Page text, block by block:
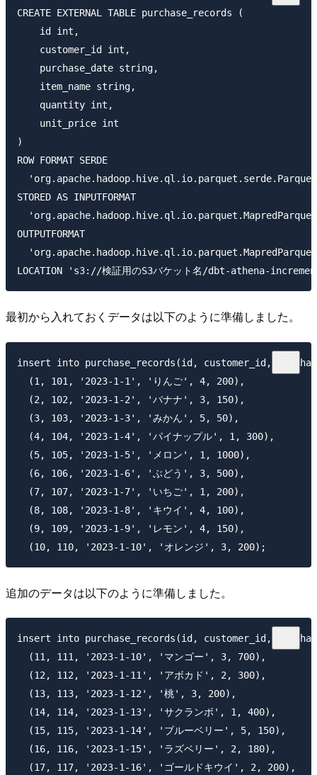
CREATE EXTERNAL TABLE purchase_records (
    id int,
    customer_id int,
    purchase_date string,
    item_name string,
    quantity int,
    unit_price int
)
ROW FORMAT SERDE
STORED AS INPUTFORMAT
OUTPUTFORMAT
最初から入れておくデータは以下のように準備しました。
insert into purchase_records(id, customer_id,
  (1, 101, '2023-1-1', 'りんご', 4, 200),
  (2, 102, '2023-1-2', 'バナナ', 3, 150),
  (3, 103, '2023-1-3', 'みかん', 5, 50),
  (4, 104, '2023-1-4', 'パイナップル', 1, 300),
  (5, 105, '2023-1-5', 'メロン', 1, 1000),
  (6, 106, '2023-1-6', 'ぶどう', 3, 500),
  (7, 107, '2023-1-7', 'いちご', 1, 200),
  (8, 108, '2023-1-8', 'キウイ', 4, 100),
  (9, 109, '2023-1-9', 'レモン', 4, 150),
追加のデータは以下のように準備しました。
insert into purchase_records(id, customer_id,
  (11, 111, '2023-1-10', 'マンゴー', 3, 700),
  (12, 112, '2023-1-11', 'アボカド', 2, 300),
  (13, 113, '2023-1-12', '桃', 3, 200),
  (14, 114, '2023-1-13', 'サクランボ', 1, 400),
  (15, 115, '2023-1-14', 'ブルーベリー', 5, 150),
  (16, 116, '2023-1-15', 'ラズベリー', 2, 180),
  (17, 117, '2023-1-16', 'ゴールドキウイ', 2, 200),